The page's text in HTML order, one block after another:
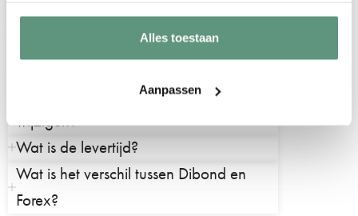
Alles toestaan
Aanpassen
bevestigen?
Zijn de geboorteborden
Is het mogelijk om een kleur of tekst te
wijzigen?
Wat is de levertijd?
Wat is het verschil tussen Dibond en
Forex?